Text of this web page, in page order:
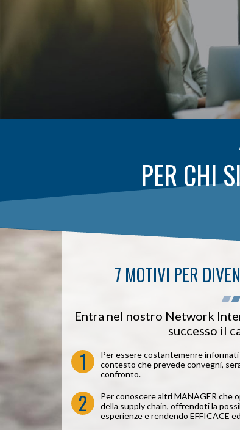
PER CHI
7 MOTIVI PER
Entra nel nostro Network
successo il
1
Per essere costantemenre
contesto che prevede convegni,
confronto.
2
Per conoscere altri MANAGER che
della supply chain, offrendoti la
esperienze e rendendo EFFICACE